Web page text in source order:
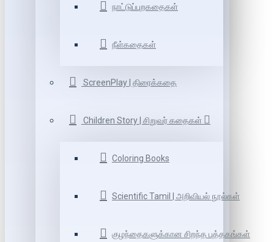
நாட்டுப்புறகதைகள்
நீள்கதைகள்
ScreenPlay | திரைக்கதை
Children Story | சிறுவர் கதைகள்
Coloring Books
Scientific Tamil | அறிவியல் நூல்கள்
குழந்தைகளுக்கான சிறந்த புத்தகங்கள்